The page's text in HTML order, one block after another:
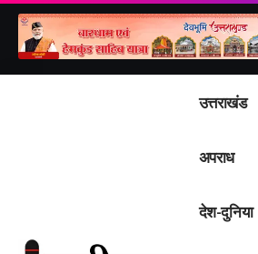
उत्तराखंड
अपराध
देश-दुनिया